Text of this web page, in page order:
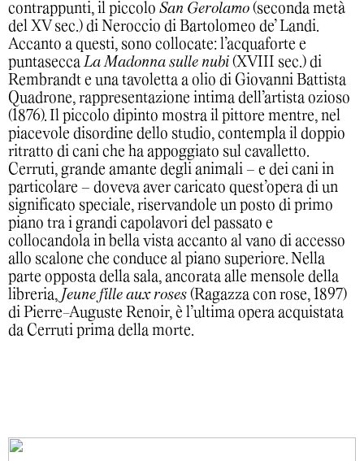
contrappunti, il piccolo San Gerolamo (seconda metà
del XV sec.) di Neroccio di Bartolomeo de’ Landi.
Accanto a questi, sono collocate: l’acquaforte e
puntaseccaLa Madonna sulle nubi (XVIII sec.) di
Rembrandt e una tavoletta a olio di Giovanni Battista
Quadrone, rappresentazione intima dell’artista ozioso
(1876). Il piccolo dipinto mostra il pittore mentre, nel
piacevole disordine dello studio, contempla il doppio
ritratto di cani che ha appoggiato sul cavalletto.
Cerruti, grande amante degli animali – e dei cani in
particolare – doveva aver caricato quest’opera di un
significato speciale, riservandole un posto di primo
piano tra i grandi capolavori del passato e
collocandola in bella vista accanto al vano di accesso
allo scalone che conduce al piano superiore. Nella
parte opposta della sala, ancorata alle mensole della
libreria, Jeune fille aux roses (Ragazza con rose, 1897)
di Pierre-Auguste Renoir, è l’ultima opera acquistata
da Cerruti prima della morte.